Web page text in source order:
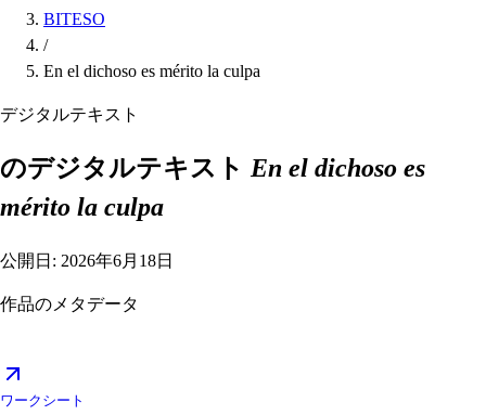
BITESO
/
En el dichoso es mérito la culpa
デジタルテキスト
のデジタルテキスト En el dichoso es
mérito la culpa
公開日: 2026年6月18日
作品のメタデータ
ワークシート